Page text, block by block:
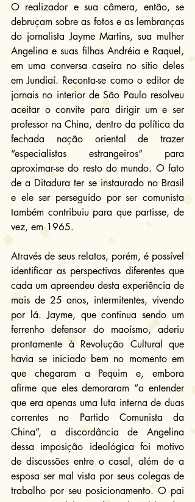
O realizador e sua câmera, então, se
debruçam sobre as fotos e as lembranças
do jornalista Jayme Martins, sua mulher
Angelina e suas filhas Andréia e Raquel,
em uma conversa caseira no sítio deles
em Jundiaí. Reconta-se como o editor de
jornais no interior de São Paulo resolveu
aceitar o convite para dirigir um e ser
professor na China, dentro da política da
fechada nação oriental de trazer
“especialistas estrangeiros” para
aproximar-se do resto do mundo. O fato
de a Ditadura ter se instaurado no Brasil
e ele ser perseguido por ser comunista
também contribuiu para que partisse, de
vez, em 1965.
Através de seus relatos, porém, é possível
identificar as perspectivas diferentes que
cada um apreendeu desta experiência de
mais de 25 anos, intermitentes, vivendo
por lá. Jayme, que continua sendo um
ferrenho defensor do maoísmo, aderiu
prontamente à Revolução Cultural que
havia se iniciado bem no momento em
que chegaram a Pequim e, embora
afirme que eles demoraram “a entender
que era apenas uma luta interna de duas
correntes no Partido Comunista da
China”, a discordância de Angelina
dessa imposição ideológica foi motivo
de discussões entre o casal, além de a
esposa ser mal vista por seus colegas de
trabalho por seu posicionamento. O pai